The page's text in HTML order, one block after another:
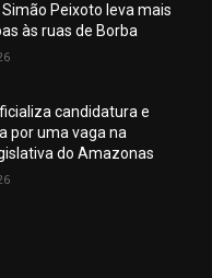
Peixoto leva mais
às ruas de Borba
candidatura e
por uma vaga na
do Amazonas